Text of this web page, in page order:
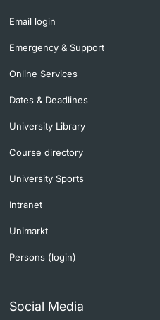
Email login
Emergency & Support
Online Services
Dates & Deadlines
University Library
Course directory
University Sports
Intranet
Unimarkt
Persons (login)
Social Media